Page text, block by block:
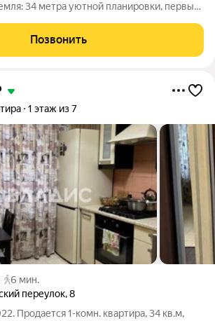
34 метра уютной планировки, первый
Эта
Позвонить
1 этаж из 7
6 мин.
переулок,8
Продается 1-комн. квартира, 34 кв.м,